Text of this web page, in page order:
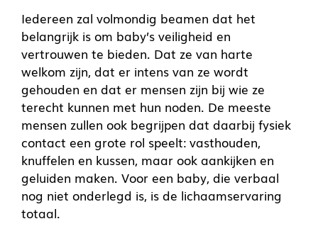
Iedereen zal volmondig beamen dat het
belangrijk is om baby’s veiligheid en
vertrouwen te bieden. Dat ze van harte
welkom zijn, dat er intens van ze wordt
gehouden en dat er mensen zijn bij wie ze
terecht kunnen met hun noden. De meeste
mensen zullen ook begrijpen dat daarbij fysiek
contact een grote rol speelt: vasthouden,
knuffelen en kussen, maar ook aankijken en
geluiden maken. Voor een baby, die verbaal
nog niet onderlegd is, is de lichaamservaring
totaal.